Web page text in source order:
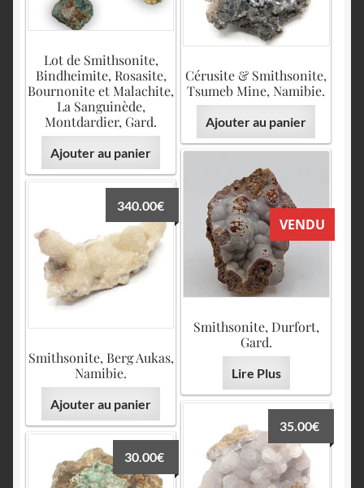
Lot de Smithsonite,
Bindheimite, Rosasite,
Bournonite et Malachite,
La Sanguinède,
Montdardier, Gard.
Ajouter au panier
Cérusite & Smithsonite,
Tsumeb Mine, Namibie.
Ajouter au panier
VENDU
Smithsonite, Durfort,
Gard.
Lire Plus
Smithsonite, Berg Aukas,
Namibie.
340.00€
Ajouter au panier
35.00€
30.00€